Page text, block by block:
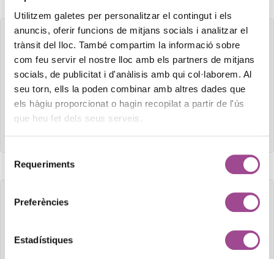
Utilitzem galetes per personalitzar el contingut i els
anuncis, oferir funcions de mitjans socials i analitzar el
trànsit del lloc. També compartim la informació sobre
com feu servir el nostre lloc amb els partners de mitjans
socials, de publicitat i d'anàlisis amb qui col·laborem. Al
seu torn, ells la poden combinar amb altres dades que
els hàgiu proporcionat o hagin recopilat a partir de l'ús
que heu fet dels seus serveis.
Requeriments
Preferències
Estadístiques
SEM
Gestionem campanyes de publicitat (Google Ads, Meta